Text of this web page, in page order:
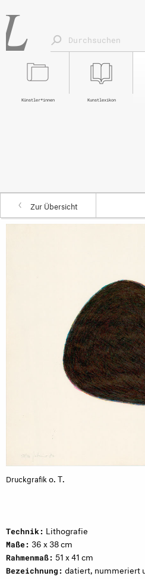
Kunstlexikon
Künstler*innen
Zur Übersicht
Druckgrafik o. T.
Technik: Lithografie
Maße: 36 x 38 cm
Rahmenmaß: 51 x 41 cm
Bezeichnung: datiert, nummeriert